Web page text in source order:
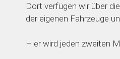
Dort verfügen wir über
der eigenen Fahrzeuge
Hier wird jeden zweiten